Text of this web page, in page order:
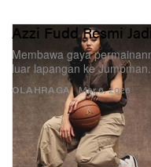
OLAHRAGA
Azzi Fudd Resmi
Membawa gaya
luar lapangan ke Jumpman.
Mar 6, 2026